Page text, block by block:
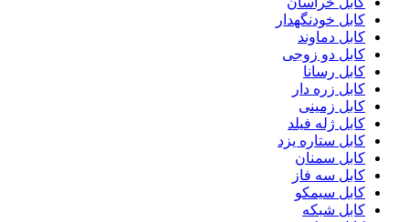
کابل خودنگهدار
کابل دماوند
کابل دو زوجی
کابل رسانا
کابل زره دار
کابل زمینی
کابل ژله فیلد
کابل ستاره یزد
کابل سمنان
کابل سه فاز
کابل سیمکو
کابل شبکه